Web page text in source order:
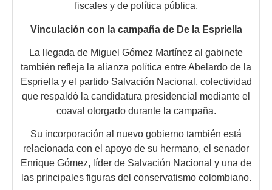
fiscales y de política pública.
Vinculación con la campaña de De la Espriella
La llegada de Miguel Gómez Martínez al gabinete
también refleja la alianza política entre Abelardo de la
Espriella y el partido Salvación Nacional, colectividad
que respaldó la candidatura presidencial mediante el
coaval otorgado durante la campaña.
Su incorporación al nuevo gobierno también está
relacionada con el apoyo de su hermano, el senador
Enrique Gómez, líder de Salvación Nacional y una de
las principales figuras del conservatismo colombiano.